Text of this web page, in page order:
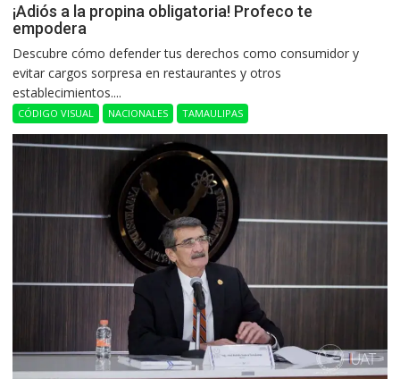
¡Adiós a la propina obligatoria! Profeco te
empodera
Descubre cómo defender tus derechos como consumidor y
evitar cargos sorpresa en restaurantes y otros
establecimientos....
CÓDIGO VISUAL NACIONALES TAMAULIPAS